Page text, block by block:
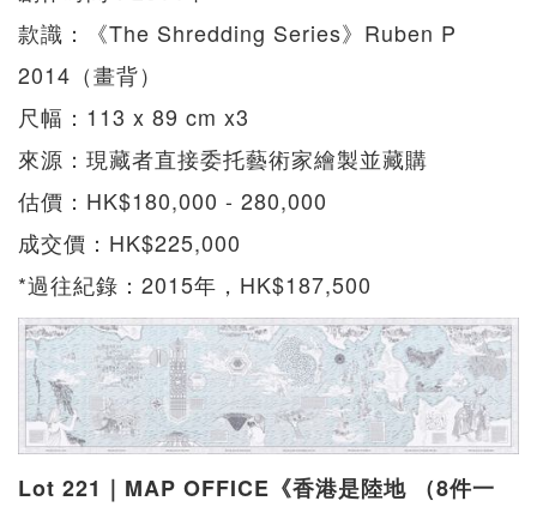
款識：《The Shredding Series》Ruben P
2014（畫背）
尺幅：113 x 89 cm x3
來源：現藏者直接委托藝術家繪製並藏購
估價：HK$180,000 - 280,000
成交價：HK$225,000
*過往紀錄：2015年，HK$187,500
Lot 221｜MAP OFFICE《香港是陸地 （8件一